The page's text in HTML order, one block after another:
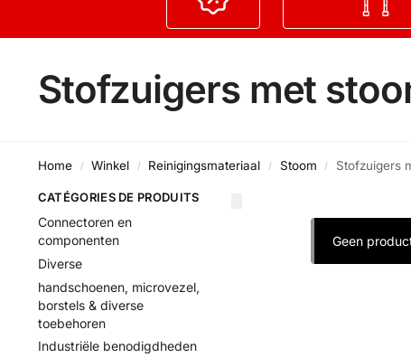
Stofzuigers met
Home / Winkel / Reinigingsmateriaal / Stoom / Stofzuigers
Geen
CATÉGORIES DE PRODUITS
Connectoren en
componenten
Diverse
handschoenen, microvezel,
borstels & diverse
toebehoren
Industriële benodigdheden